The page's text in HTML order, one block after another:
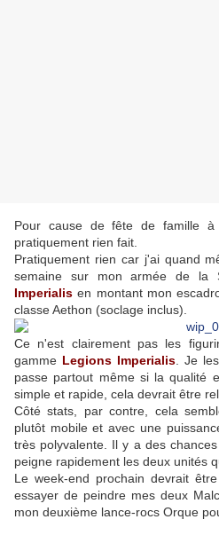
Pour cause de fête de famille
pratiquement rien fait.
Pratiquement rien car j'ai quand
semaine sur mon armée de la
Imperialis en montant mon
classe Aethon (soclage inclus).
Ce n'est clairement pas les
gamme Legions Imperialis . Je
passe partout même si la qualité
simple et rapide, cela devrait être
Côté stats, par contre, cela
plutôt mobile et avec une
très polyvalente. Il y a des
peigne rapidement les deux unités
Le week-end prochain devrait
essayer de peindre mes deux
mon deuxième lance-rocs Orque